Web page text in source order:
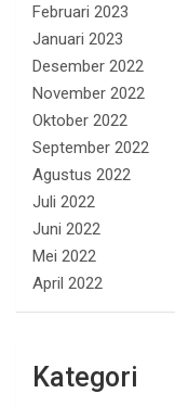
Februari 2023
Januari 2023
Desember 2022
November 2022
Oktober 2022
September 2022
Agustus 2022
Juli 2022
Juni 2022
Mei 2022
April 2022
Kategori